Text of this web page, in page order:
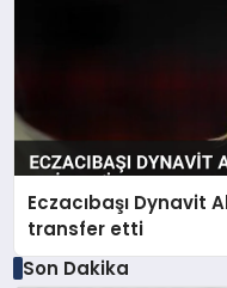
Eczacıbaşı Dynavit
transfer etti
Son Dakika